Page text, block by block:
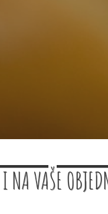
I NA VAŠE